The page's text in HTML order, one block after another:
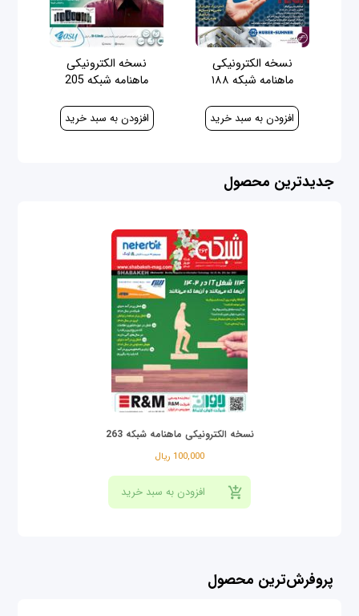
جدیدترین محصول
نسخه الکترونیکی ماهنامه شبکه 263
100,000 ریال
پروفرش‌ترین محصول
نسخه الکترونیکی
ماهنامه شبکه ۱۸۸
نسخه الکترونیکی
ماهنامه شبکه 205